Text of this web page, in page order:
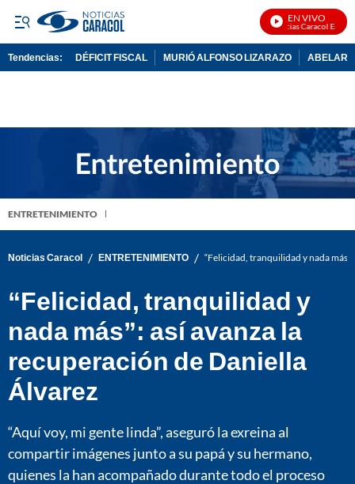
EN VIVO
Noticias Caracol En Vivo
Tendencias: DÉFICIT FISCAL MURIÓ ALFONSO LIZARAZO
ENTRETENIMIENTO
Noticias Caracol / ENTRETENIMIENTO / “Felicidad, tranquilidad y nada
“Felicidad, tranquilidad y
nada más”: así avanza la
recuperación de Daniella
Álvarez
“Aquí voy, mi gente linda”, aseguró la exreina al
compartir imágenes junto a su papá y su hermano,
quienes la han acompañado durante todo el proceso